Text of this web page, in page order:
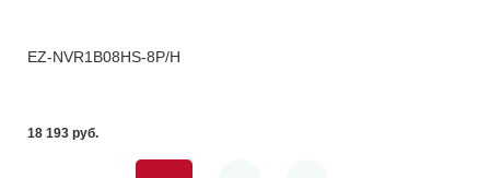
EZ-NVR1B08HS-8P/H
18 193 pуб.